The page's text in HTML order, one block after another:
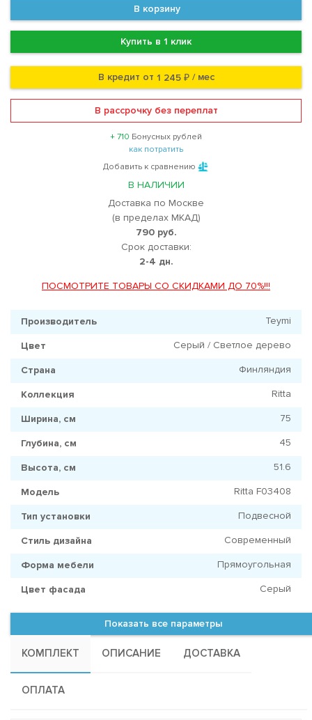
В корзину
Купить в 1 клик
В кредит от 1 245 ₽/ мес
В рассрочку без переплат
+ 710 Бонусных рублей
как потратить
Добавить к сравнению
В НАЛИЧИИ
Доставка по Москве
(в пределах МКАД)
790 руб.
Срок доставки:
2-4 дн.
ПОСМОТРИТЕ ТОВАРЫ СО СКИДКАМИ ДО 70%!!!
Производитель Teymi
Цвет Серый / Светлое дерево
Страна Финляндия
Коллекция Ritta
Ширина, см 75
Глубина, см 45
Высота, см 51.6
Модель Ritta F03408
Тип установки Подвесной
Стиль дизайна Современный
Форма мебели Прямоугольная
Цвет фасада Серый
Показать все параметры
КОМПЛЕКТ ОПИСАНИЕ ДОСТАВКА
ОПЛАТА